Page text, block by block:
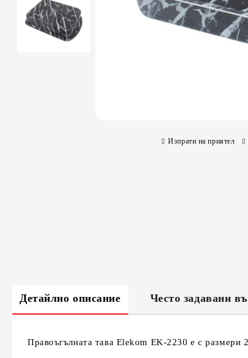
Изпрати на приятел
Детайлно описание Често задавани
Правоъгълната тава Elekom EK-2230 е с